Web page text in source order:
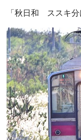
「秋日和 ススキ